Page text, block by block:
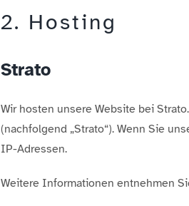
2. Hosting
Strato
Wir hosten unsere Website bei
(nachfolgend „Strato“). Wenn Sie
IP-Adressen.
Weitere Informationen entnehmen